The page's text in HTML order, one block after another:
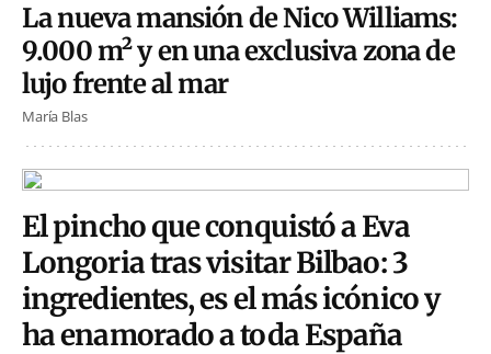
La nueva mansión de Nico Williams:
9.000 m² y en una exclusiva zona de
lujo frente al mar
María Blas
El pincho que conquistó a Eva
Longoria tras visitar Bilbao: 3
ingredientes, es el más icónico y
ha enamorado a toda España